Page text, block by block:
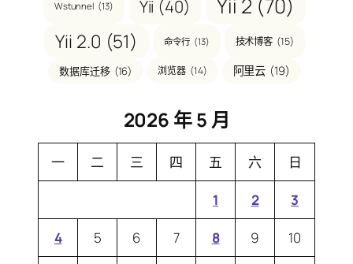
Wstunnel (13) Yii (40) Yii 2 (70)
Yii 2.0 (51) 命令行 (13) 技术博客 (15)
数据库迁移 (16) 浏览器 (14) 阿里云 (19)
2026 年 5 月
一 二 三 四 五 六 日
1 2 3
4 5 6 7 8 9 10